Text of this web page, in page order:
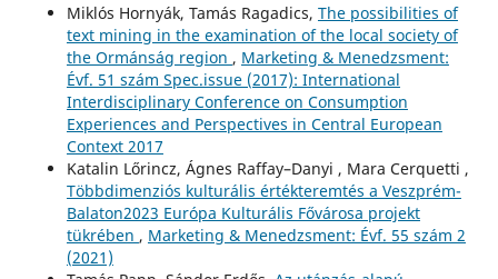
Miklós Hornyák, Tamás Ragadics, The possibilities of
text mining in the examination of the local society of
the Ormánság region , Marketing & Menedzsment:
Évf. 51 szám Spec.issue (2017): International
Interdisciplinary Conference on Consumption
Experiences and Perspectives in Central European
Context 2017
Katalin Lőrincz, Ágnes Raffay–Danyi , Mara Cerquetti ,
Többdimenziós kulturális értékteremtés a Veszprém-
Balaton2023 Európa Kulturális Fővárosa projekt
tükrében , Marketing & Menedzsment: Évf. 55 szám 2
(2021)